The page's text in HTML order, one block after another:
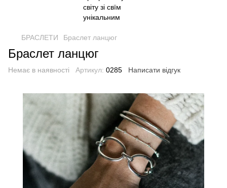
БРАСЛЕТИ Браслет ланцюг
Браслет ланцюг
Немає в наявності Артикул: 0285 Написати відгук